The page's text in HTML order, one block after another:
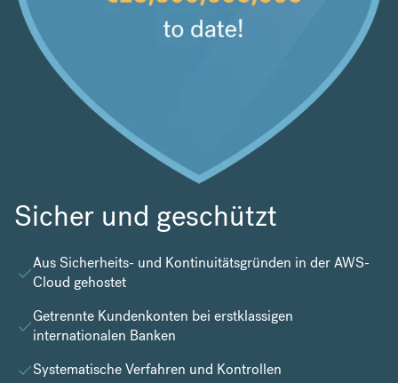
Sicher und geschützt
Aus Sicherheits- und Kontinuitätsgründen in derAWS-
Cloud gehostet
Getrennte Kundenkonten bei erstklassigen
internationalen Banken
Systematische Verfahren und Kontrollen